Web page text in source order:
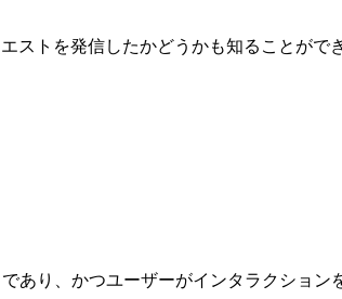
ストを発信したかどうかも知ることがで
であり、かつユーザーがインタラクショ